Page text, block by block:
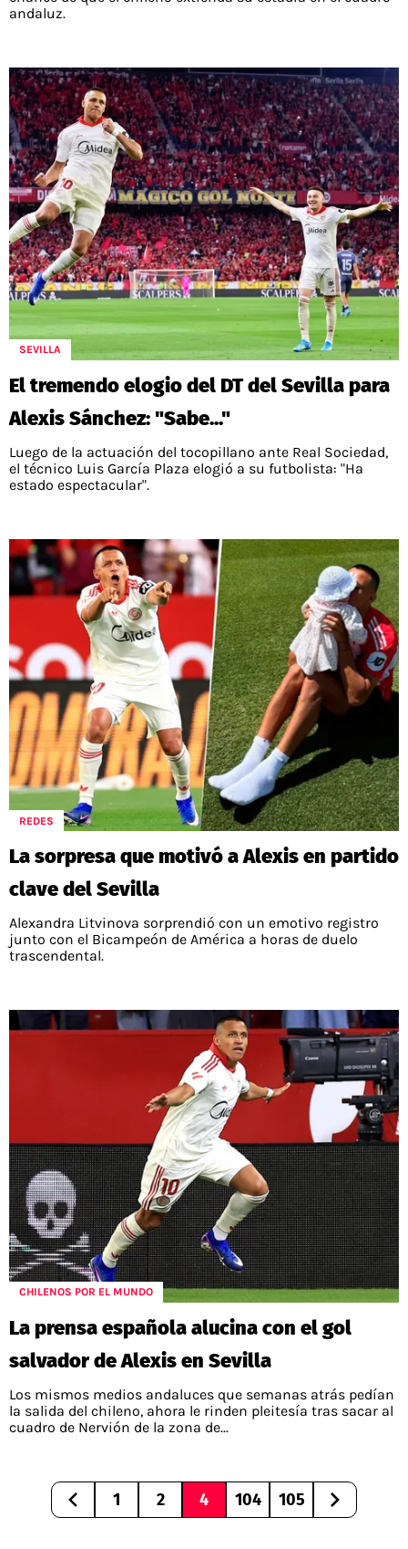
andaluz.
SEVILLA
El tremendo elogio del DT del Sevilla para
Alexis Sánchez: "Sabe..."
Luego de la actuación del tocopillano ante Real Sociedad,
el técnico Luis García Plaza elogió a su futbolista: "Ha
estado espectacular".
REDES
La sorpresa que motivó a Alexis en partido
clave del Sevilla
Alexandra Litvinova sorprendió con un emotivo registro
junto con el Bicampeón de América a horas de duelo
trascendental.
CHILENOS POR EL MUNDO
La prensa española alucina con el gol
salvador de Alexis en Sevilla
Los mismos medios andaluces que semanas atrás pedían
la salida del chileno, ahora le rinden pleitesía tras sacar al
cuadro de Nervión de la zona de...
1 2 4 104 105